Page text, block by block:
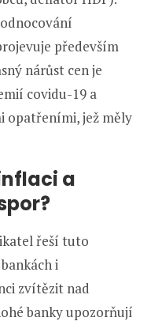
především
nárůst cen je
covidu-19 a
opatřeními, jež měly
a
řeší tuto
i
zvítězit nad
banky upozorňují